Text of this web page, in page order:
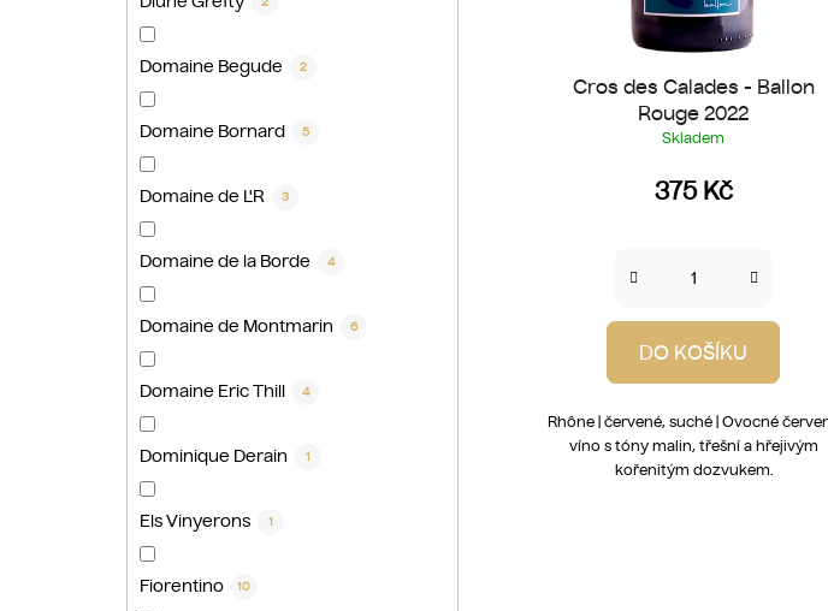
Domaine Begude 2
Domaine Bornard 5
Domaine de L'R 3
Domaine de la Borde 4
Domaine de Montmarin 6
Domaine Eric Thill 4
Dominique Derain 1
Els Vinyerons 1
Fiorentino 10
Cros des Calades - Ballon
Rouge 2022
Skladem
375 Kč
DO KOŠÍKU
Rhône | červené, suché | Ovocné
víno s tóny malin, třešní a hřejivým
kořenitým dozvukem.